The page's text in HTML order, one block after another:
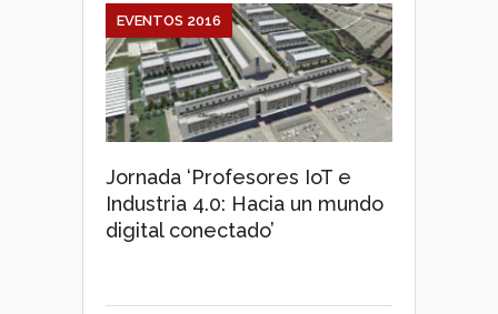
Jornada ‘Profesores IoT e
Industria 4.0: Hacia un mundo
digital conectado’
EVENTOS 2016